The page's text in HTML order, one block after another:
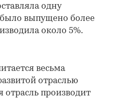
одну
было выпущено более
около 5%.
весьма
отраслью
отрасль производит